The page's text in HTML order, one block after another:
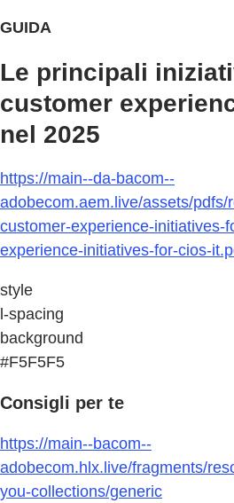
GUIDA
Le principali
customer
nel 2025
https://main--da-bacom--
adobecom.aem.live/assets/
customer-experience-initiatives-
experience-initiatives-for-cios-
style
l-spacing
background
#F5F5F5
Consigli per te
https://main--bacom--
adobecom.hlx.live/fragments/
you-collections/generic